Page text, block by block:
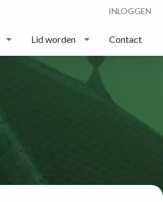
INLOGGEN
Lid worden Contact